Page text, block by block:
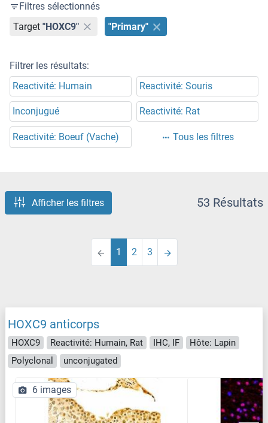
Filtres sélectionnés
Target "HOXC9" "Primary"
Filtrer les résultats:
Reactivité: Humain
Reactivité: Souris
Inconjugué Reactivité: Rat
Reactivité: Boeuf (Vache) Tous les filtres
Afficher les filtres 53 Résultats
1 2 3
HOXC9 anticorps
HOXC9 Reactivité: Humain, Rat IHC, IF
Hôte: Lapin
Polyclonal
unconjugated
6 images